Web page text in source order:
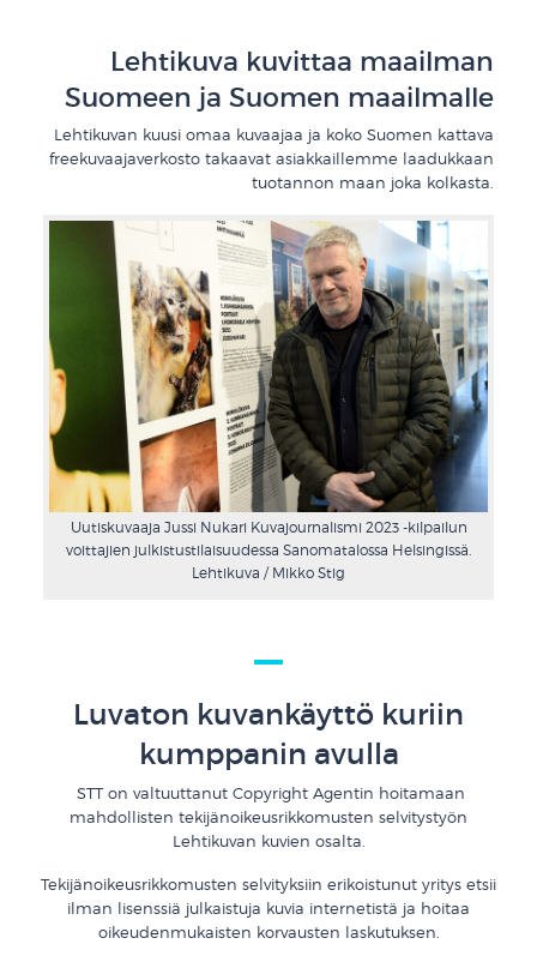
Lehtikuva kuvittaa maailman
Suomeen ja Suomen maailmalle
Lehtikuvan kuusi omaa kuvaajaa ja koko Suomen kattava
freekuvaajaverkosto takaavat asiakkaillemme laadukkaan
tuotannon maan joka kolkasta.
Uutiskuvaaja Jussi Nukari Kuvajournalismi 2023 -kilpailun
voittajien julkistustilaisuudessa Sanomatalossa Helsingissä.
Lehtikuva / Mikko Stig
Luvaton kuvankäyttö kuriin
kumppanin avulla
STT on valtuuttanut Copyright Agentin hoitamaan
mahdollisten tekijänoikeusrikkomusten selvitystyön
Lehtikuvan kuvien osalta.
Tekijänoikeusrikkomusten selvityksiin erikoistunut yritys etsii
ilman lisenssiä julkaistuja kuvia internetistä ja hoitaa
oikeudenmukaisten korvausten laskutuksen.